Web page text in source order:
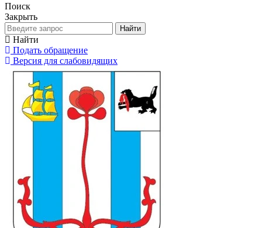
Поиск
Закрыть
Найти
Найти
Подать обращение
Версия для слабовидящих